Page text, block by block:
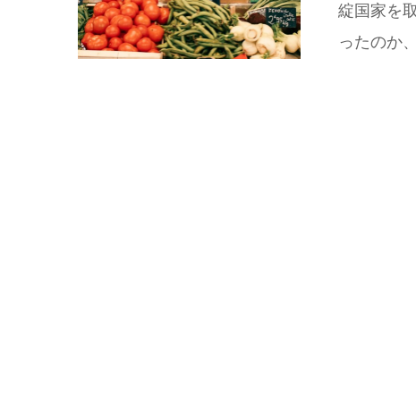
綻国家を
ったのか